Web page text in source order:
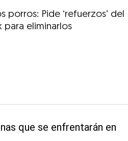
porros: Pide ‘refuerzos’ del
para eliminarlos
que se enfrentarán en